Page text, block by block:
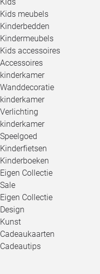
Kids meubels
Kinderbedden
Kindermeubels
Kids accessoires
Accessoires
kinderkamer
Wanddecoratie
kinderkamer
Verlichting
kinderkamer
Speelgoed
Kinderfietsen
Kinderboeken
Eigen Collectie
Sale
Eigen Collectie
Design
Kunst
Cadeaukaarten
Cadeautips